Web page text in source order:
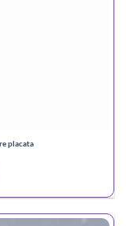
placata